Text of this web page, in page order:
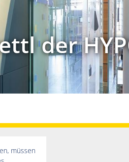
der
müssen